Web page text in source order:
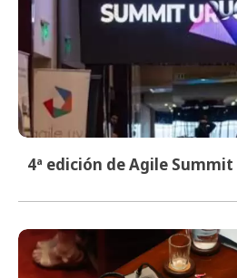
4ª edición de Agile